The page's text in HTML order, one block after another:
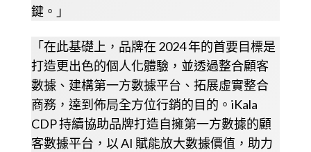
鍵。」
「在此基礎上，品牌在 2024 年的首要目標是
打造更出色的個人化體驗，並透過整合顧客
數據、建構第一方數據平台、拓展虛實整合
商務，達到佈局全方位行銷的目的。iKala
CDP 持續協助品牌打造⾃擁第⼀⽅數據的顧
客數據平台，以 AI 賦能放大數據價值，助力